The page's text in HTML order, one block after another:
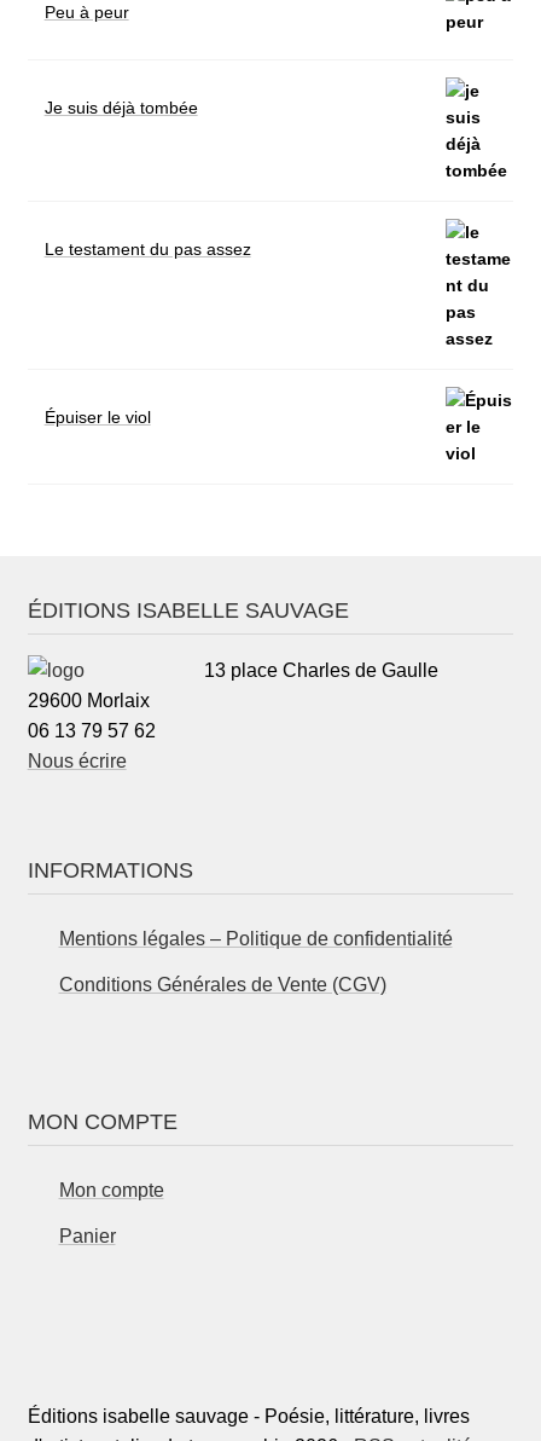
Peu à peur
Je suis déjà tombée
Le testament du pas assez
Épuiser le viol
ÉDITIONS ISABELLE SAUVAGE
13 place Charles de Gaulle
29600 Morlaix
06 13 79 57 62
Nous écrire
INFORMATIONS
Mentions légales – Politique de confidentialité
Conditions Générales de Vente (CGV)
MON COMPTE
Mon compte
Panier
Éditions isabelle sauvage - Poésie, littérature, livres